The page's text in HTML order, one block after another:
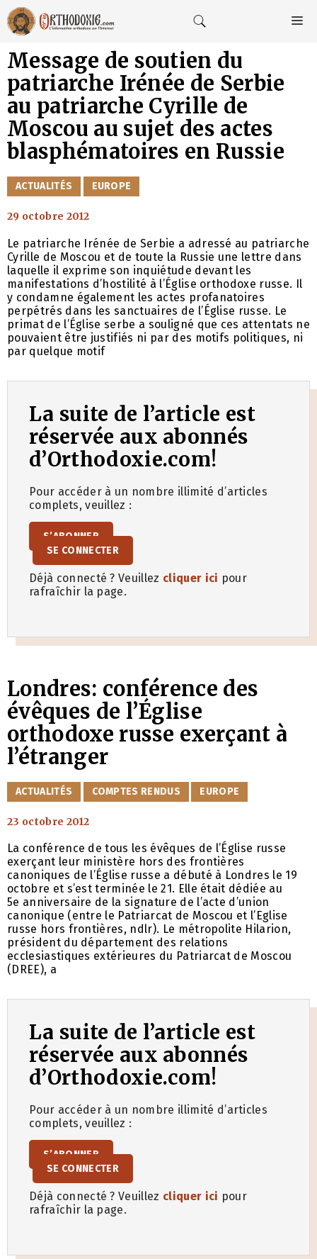
Aller
au
contenu
Message de soutien du
patriarche Irénée de Serbie
au patriarche Cyrille de
Moscou au sujet des actes
blasphématoires en Russie
CATÉGORIES
ACTUALITÉS EUROPE
29 octobre 2012
Le patriarche Irénée de Serbie a adressé au patriarche
Cyrille de Moscou et de toute la Russie une lettre dans
laquelle il exprime son inquiétude devant les
manifestations d’hostilité à l’Église orthodoxe russe. Il
y condamne également les actes profanatoires
perpétrés dans les sanctuaires de l’Église russe. Le
primat de l’Église serbe a souligné que ces attentats ne
pouvaient être justifiés ni par des motifs politiques, ni
par quelque motif
La suite de l’article est
réservée aux abonnés
d’Orthodoxie.com!
Pour accéder à un nombre illimité d’articles
complets, veuillez :
S’ABONNER
SE CONNECTER
Déjà connecté ? Veuillez cliquer ici pour
rafraîchir la page.
Londres: conférence des
évêques de l’Église
orthodoxe russe exerçant à
l’étranger
CATÉGORIES
ACTUALITÉS COMPTES RENDUS EUROPE
23 octobre 2012
La conférence de tous les évêques de l’Église russe
exerçant leur ministère hors des frontières
canoniques de l’Église russe a débuté à Londres le 19
octobre et s’est terminée le 21. Elle était dédiée au
5e anniversaire de la signature de l’acte d’union
canonique (entre le Patriarcat de Moscou et l’Eglise
russe hors frontières, ndlr). Le métropolite Hilarion,
président du département des relations
ecclesiastiques extérieures du Patriarcat de Moscou
(DREE), a
La suite de l’article est
réservée aux abonnés
d’Orthodoxie.com!
Pour accéder à un nombre illimité d’articles
complets, veuillez :
S’ABONNER
SE CONNECTER
Déjà connecté ? Veuillez cliquer ici pour
rafraîchir la page.